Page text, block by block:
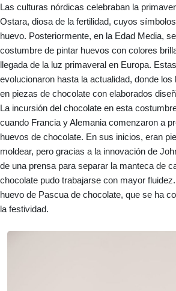
Las culturas nórdicas celebraban la
Ostara, diosa de la fertilidad, cuyos
huevo. Posteriormente, en la Edad Media,
costumbre de pintar huevos con colores
llegada de la luz primaveral en Europa.
evolucionaron hasta la actualidad, donde
en piezas de chocolate con elaborados
La incursión del chocolate en esta
cuando Francia y Alemania comenzaron a
huevos de chocolate. En sus inicios, eran
moldear, pero gracias a la innovación de
de una prensa para separar la manteca de
chocolate pudo trabajarse con mayor
huevo de Pascua de chocolate, que se ha
la festividad.